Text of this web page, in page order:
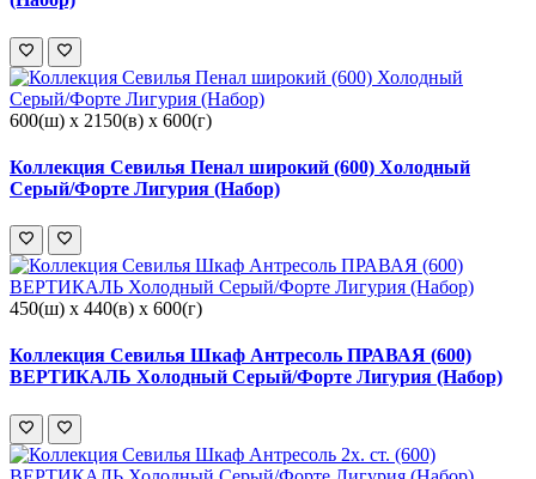
600(ш) x 2150(в) x 600(г)
Коллекция Севилья Пенал широкий (600) Холодный
Серый/Форте Лигурия (Набор)
450(ш) x 440(в) x 600(г)
Коллекция Севилья Шкаф Антресоль ПРАВАЯ (600)
ВЕРТИКАЛЬ Холодный Серый/Форте Лигурия (Набор)